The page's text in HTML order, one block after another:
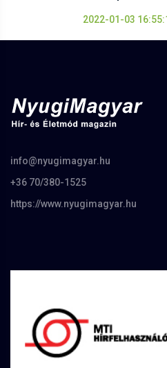
2022-01-03
info@nyugimagyar.hu
+36 70/380-1525
https://www.nyugimagyar.hu